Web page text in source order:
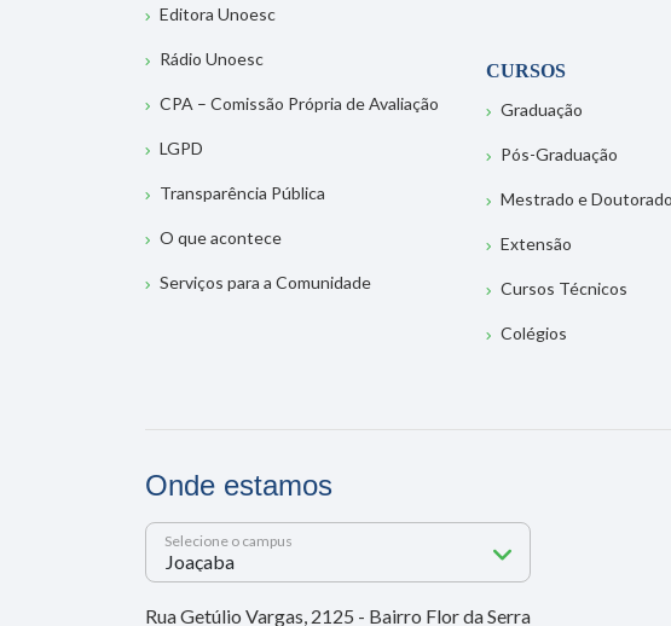
Editora Unoesc
Rádio Unoesc
CPA – Comissão Própria de Avaliação
LGPD
Transparência Pública
O que acontece
Serviços para a Comunidade
CURSOS
Graduação
Pós-Graduação
Mestrado e Doutorado
Extensão
Cursos Técnicos
Colégios
Onde estamos
Selecione o campus
Rua Getúlio Vargas, 2125 - Bairro Flor da Serra